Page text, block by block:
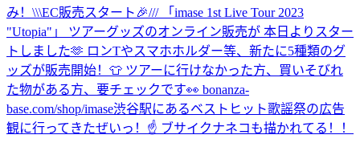
み！ \\\EC販売スタート🎉/// 「imase 1st Live Tour 2023
"Utopia"」 ツアーグッズのオンライン販売が 本日よりスター
トしました🫶 ロンTやスマホホルダー等、新たに5種類のグ
ッズが販売開始！👕 ツアーに行けなかった方、買いそびれ
た物がある方、要チェックです👀 bonanza-
base.com/shop/imase渋谷駅にあるベストヒット歌謡祭の広告
観に行ってきたぜいっ！☝️ ブサイクナネコも描かれてる！！